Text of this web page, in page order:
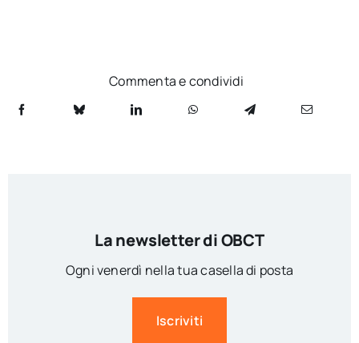
Commenta e condividi
La newsletter di OBCT
Ogni venerdì nella tua casella di posta
Iscriviti